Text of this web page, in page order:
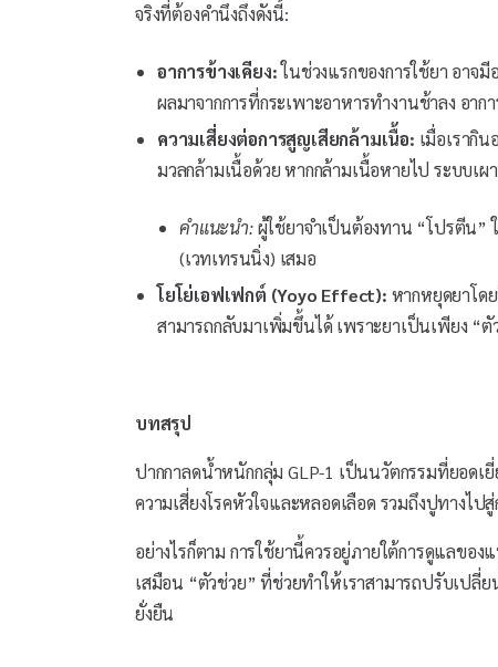
จริงที่ต้องคำนึงถึงดังนี้:
อาการข้างเคียง:ในช่วงแรกของการใช้ยา อาจ
ผลมาจากการที่กระเพาะอาหารทำงานช้าลง อา
ความเสี่ยงต่อการสูญเสียกล้ามเนื้อ: เมื่อเรากิ
มวลกล้ามเนื้อด้วย หากกล้ามเนื้อหายไป ระบบเผ
คำแนะนำ:ผู้ใช้ยาจำเป็นต้องทาน “โปรตีน”
(เวทเทรนนิ่ง) เสมอ
โยโย่เอฟเฟกต์ (Yoyo Effect): หากหยุดยาโด
สามารถกลับมาเพิ่มขึ้นได้ เพราะยาเป็นเพียง “
บทสรุป
ปากกาลดน้ำหนักกลุ่ม GLP-1 เป็นนวัตกรรมที่ยอดเ
ความเสี่ยงโรคหัวใจและหลอดเลือด รวมถึงปูทางไ
อย่างไรก็ตาม การใช้ยานี้ควรอยู่ภายใต้การดูแลข
เสมือน “ตัวช่วย” ที่ช่วยทำให้เราสามารถปรับเปลี่
ยั่งยืน